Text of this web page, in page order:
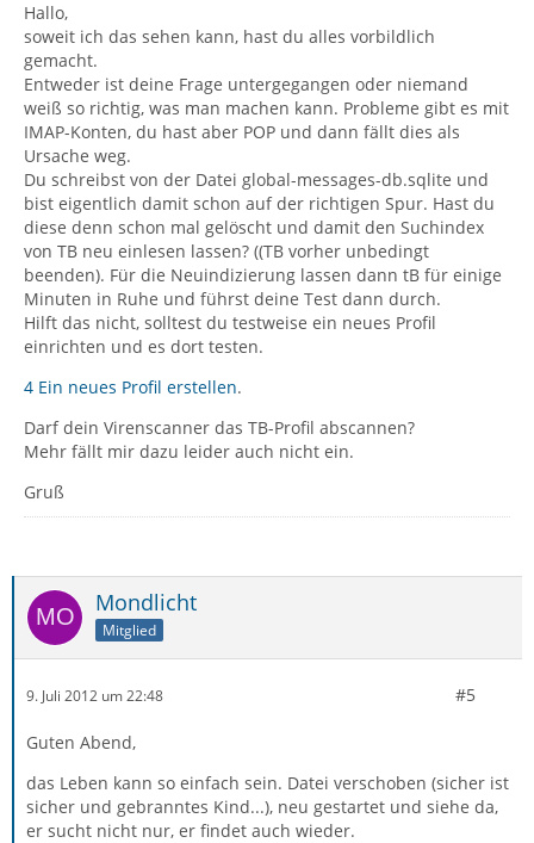
Hallo,
soweit ich das sehen kann, hast du alles vorbildlich
gemacht.
Entweder ist deine Frage untergegangen oder niemand
weiß so richtig, was man machen kann. Probleme gibt es mit
IMAP-Konten, du hast aber POP und dann fällt dies als
Ursache weg.
Du schreibst von der Datei global-messages-db.sqlite und
bist eigentlich damit schon auf der richtigen Spur. Hast du
diese denn schon mal gelöscht und damit den Suchindex
von TB neu einlesen lassen? ((TB vorher unbedingt
beenden). Für die Neuindizierung lassen dann tB für einige
Minuten in Ruhe und führst deine Test dann durch.
Hilft das nicht, solltest du testweise ein neues Profil
einrichten und es dort testen.
4 Ein neues Profil erstellen.
Darf dein Virenscanner das TB-Profil abscannen?
Mehr fällt mir dazu leider auch nicht ein.
Gruß
Mondlicht
Mitglied
9. Juli 2012 um 22:48 #5
Guten Abend,
das Leben kann so einfach sein. Datei verschoben (sicher ist
sicher und gebranntes Kind...), neu gestartet und siehe da,
er sucht nicht nur, er findet auch wieder.